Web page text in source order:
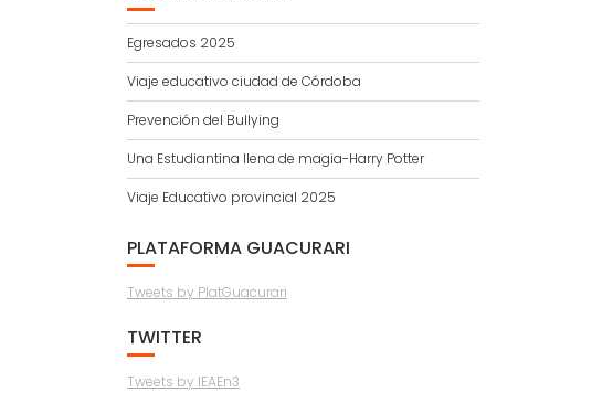
Egresados 2025
Viaje educativo ciudad de Córdoba
Prevención del Bullying
Una Estudiantina llena de magia-Harry Potter
Viaje Educativo provincial 2025
PLATAFORMA GUACURARI
Tweets by PlatGuacurari
TWITTER
Tweets by IEAEn3